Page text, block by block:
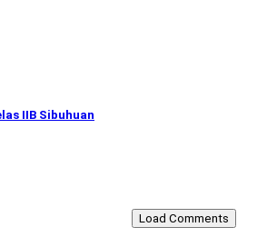
IIB Sibuhuan
Load Comments